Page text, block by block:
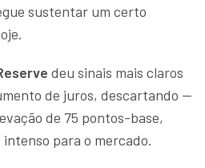
sustentar um certo
deu sinais mais claros
de juros, descartando —
de 75 pontos-base,
para o mercado.